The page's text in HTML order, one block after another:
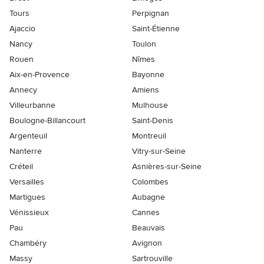
Tours
Perpignan
Ajaccio
Saint-Étienne
Nancy
Toulon
Rouen
Nîmes
Aix-en-Provence
Bayonne
Annecy
Amiens
Villeurbanne
Mulhouse
Boulogne-Billancourt
Saint-Denis
Argenteuil
Montreuil
Nanterre
Vitry-sur-Seine
Créteil
Asnières-sur-Seine
Versailles
Colombes
Martigues
Aubagne
Vénissieux
Cannes
Pau
Beauvais
Chambéry
Avignon
Massy
Sartrouville